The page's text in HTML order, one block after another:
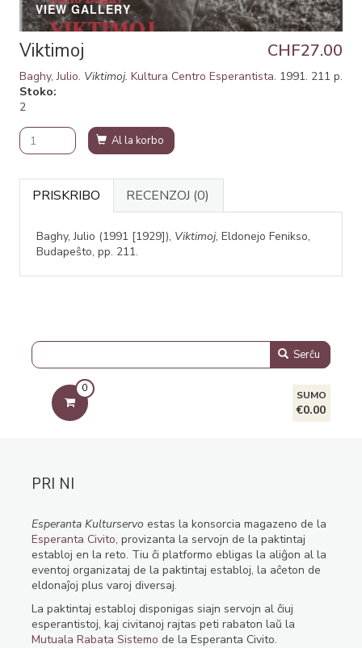
VIEW GALLERY
Viktimoj CHF27.00
Baghy, Julio. Viktimoj. Kultura Centro Esperantista. 1991. 211 p.
Stoko
2
Al la korbo
PRISKRIBO RECENZOJ (0)
Baghy, Julio (1991 [1929]), Viktimoj, Eldonejo Fenikso,
Budapeŝto, pp. 211.
Serĉu
0
SUMO
€0.00
PRI NI
Esperanta Kulturservo estas la konsorcia magazeno de la
Esperanta Civito, provizanta la servojn de la paktintaj
establoj en la reto. Tiu ĉi platformo ebligas la aliĝon al la
eventoj organizataj de la paktintaj establoj, la aĉeton de
eldonaĵoj plus varoj diversaj.
La paktintaj establoj disponigas siajn servojn al ĉiuj
esperantistoj, kaj civitanoj rajtas peti rabaton laŭ la
Mutuala Rabata Sistemo de la Esperanta Civito.